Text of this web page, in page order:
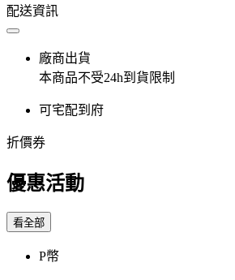
配送資訊
廠商出貨
本商品不受24h到貨限制
可宅配到府
折價券
優惠活動
看全部
P幣